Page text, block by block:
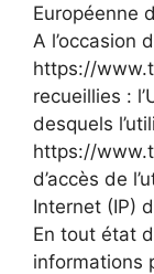
Européenne
A l’occasion
https://
recueillies :
desquels
https://
d’accès de
Internet (IP)
En tout état
informations